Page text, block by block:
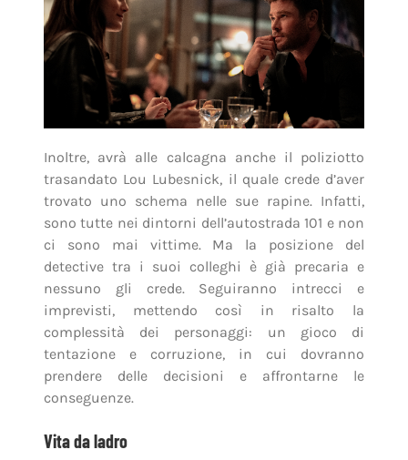
Inoltre, avrà alle calcagna anche il poliziotto
trasandato Lou Lubesnick, il quale crede d’aver
trovato uno schema nelle sue rapine. Infatti,
sono tutte nei dintorni dell’autostrada 101 e non
ci sono mai vittime. Ma la posizione del
detective tra i suoi colleghi è già precaria e
nessuno gli crede. Seguiranno intrecci e
imprevisti, mettendo così in risalto la
complessità dei personaggi: un gioco di
tentazione e corruzione, in cui dovranno
prendere delle decisioni e affrontarne le
conseguenze.
Vita da ladro